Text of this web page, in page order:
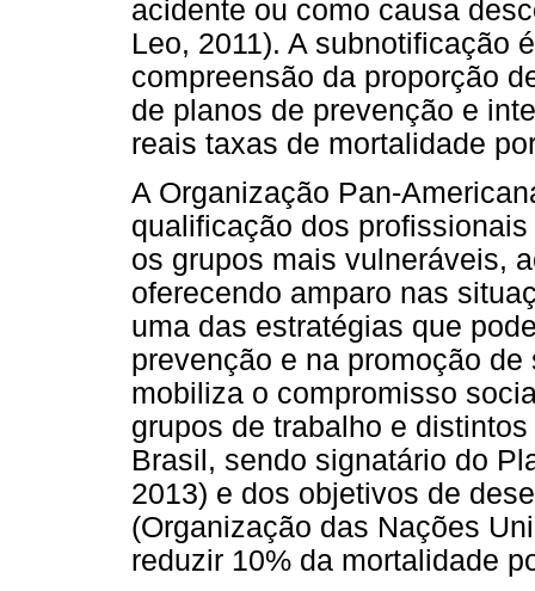
acidente ou como causa
Leo, 2011). A subnotificação
compreensão da proporção
de planos de prevenção e
reais taxas de mortalidade
A Organização Pan-
qualificação dos
os grupos mais vulneráveis,
oferecendo amparo nas
uma das estratégias que
prevenção e na promoção
mobiliza o compromisso
grupos de trabalho e
Brasil, sendo signatário do
2013) e dos objetivos de
(Organização das Nações
reduzir 10% da mortalidade